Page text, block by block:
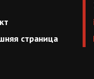
страница